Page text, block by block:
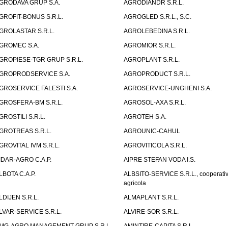
GRUP S.A.
AGRODIANDR S.R.L.
BONUS S.R.L.
AGROGLED S.R.L., S.C.
S.R.L.
AGROLEBEDINA S.R.L.
S.A.
AGROMIOR S.R.L.
TGR GRUP S.R.L.
AGROPLANT S.R.L.
S.A.
AGROPRODUCT S.R.L.
FALESTI S.A.
AGROSERVICE-UNGHENI S.A.
BM S.R.L.
AGROSOL-AXA S.R.L.
S.R.L.
AGROTEH S.A.
S.R.L.
AGROUNIC-CAHUL
IVM S.R.L.
AGROVITICOLA S.R.L.
AGRO C.A.P.
AIPRE STEFAN VODA I.S.
C.A.P.
ALBSITO-SERVICE S.R.L.,
agricola
S.R.L.
ALMAPLANT S.R.L.
SERVICE S.R.L.
ALVIRE-SOR S.R.L.